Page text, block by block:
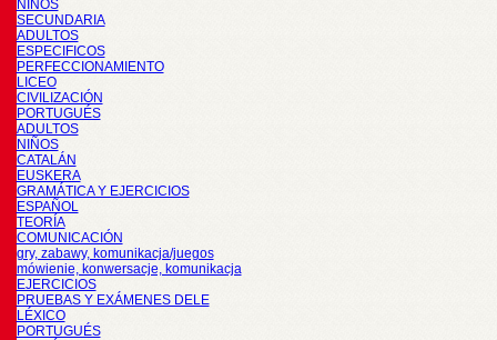
NIÑOS
SECUNDARIA
ADULTOS
ESPECIFICOS
PERFECCIONAMIENTO
LICEO
CIVILIZACIÓN
PORTUGUÉS
ADULTOS
NIÑOS
CATALÁN
EUSKERA
GRAMÁTICA Y EJERCICIOS
ESPAÑOL
TEORÍA
COMUNICACIÓN
gry, zabawy, komunikacja/juegos
mówienie, konwersacje, komunikacja
EJERCICIOS
PRUEBAS Y EXÁMENES DELE
LÉXICO
PORTUGUÉS